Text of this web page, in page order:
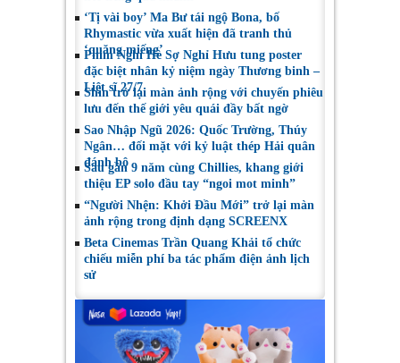
‘Tị vài boy’ Ma Bư tái ngộ Bona, bố
Rhymastic vừa xuất hiện đã tranh thủ
‘quăng miếng’
Phim Nghỉ Hè Sợ Nghỉ Hưu tung poster
đặc biệt nhân kỷ niệm ngày Thương binh –
Liệt sĩ 27/7
Shin trở lại màn ảnh rộng với chuyến phiêu
lưu đến thế giới yêu quái đầy bất ngờ
Sao Nhập Ngũ 2026: Quốc Trường, Thúy
Ngân… đối mặt với kỷ luật thép Hải quân
đánh bộ
Sau gần 9 năm cùng Chillies, khang giới
thiệu EP solo đầu tay “ngoi mot minh”
“Người Nhện: Khởi Đầu Mới” trở lại màn
ảnh rộng trong định dạng SCREENX
Beta Cinemas Trần Quang Khải tổ chức
chiếu miễn phí ba tác phẩm điện ảnh lịch
sử